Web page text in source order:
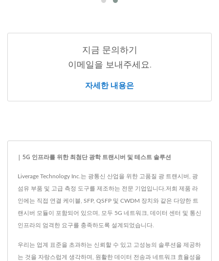
지금 문의하기
이메일을 보내주세요.
자세한 내용은
| 5G 인프라를 위한 최첨단 광학 트랜시버 및 테스트 솔루션
Liverage Technology Inc.는 광통신 산업을 위한 고품질 광 트랜시버, 광
섬유 부품 및 고급 측정 도구를 제조하는 전문 기업입니다.저희 제품 라
인에는 직접 연결 케이블, SFP, QSFP 및 CWDM 장치와 같은 다양한 트
랜시버 모듈이 포함되어 있으며, 모두 5G 네트워크, 데이터 센터 및 통신
인프라의 엄격한 요구를 충족하도록 설계되었습니다.
우리는 업계 표준을 초과하는 신뢰할 수 있고 고성능의 솔루션을 제공하
는 것을 자랑스럽게 생각하며, 원활한 데이터 전송과 네트워크 효율성을